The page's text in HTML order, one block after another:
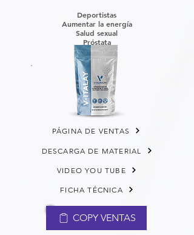
Deportistas
Aumentar la energía
Salud sexual
Próstata
PÁGINA DE VENTAS
DESCARGA DE MATERIAL
VIDEO YOU TUBE
FICHA TÉCNICA
COPY VENTAS